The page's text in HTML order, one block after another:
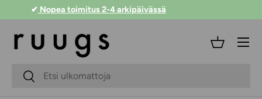
Siirry sisältöön
✔Nopea toimitus 2-4 arkipäivässä
Hakukenttä
Lähetä
Kori
Valikko